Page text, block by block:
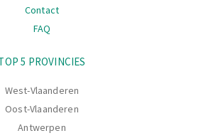
Contact
FAQ
5 PROVINCIES
West-Vlaanderen
Oost-Vlaanderen
Antwerpen